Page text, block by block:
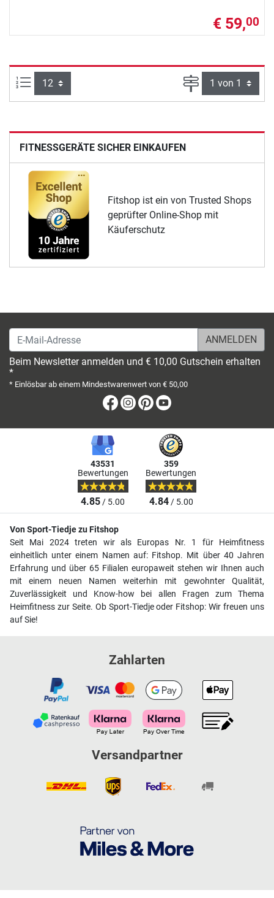
€ 59,00
Artikel pro Seite: Seite
FITNESSGERÄTE SICHER EINKAUFEN
Fitshop ist ein von Trusted Shops
geprüfter Online-Shop mit
Käuferschutz
E-Mail-Adresse
Beim Newsletter anmelden und € 10,00 Gutschein erhalten
*
* Einlösbar ab einem Mindestwarenwert von € 50,00
Facebook
Instagram
Pinterest
43531
Bewertungen
4.85/ 5.00
359
Bewertungen
4.84/ 5.00
Von Sport-Tiedje zu Fitshop
Seit Mai 2024 treten wir als Europas Nr. 1 für Heimfitness
einheitlich unter einem Namen auf: Fitshop. Mit über 40 Jahren
Erfahrung und über 65 Filialen europaweit stehen wir Ihnen auch
mit einem neuen Namen weiterhin mit gewohnter Qualität,
Zuverlässigkeit und Know-how bei allen Fragen zum Thema
Heimfitness zur Seite. Ob Sport-Tiedje oder Fitshop: Wir freuen uns
auf Sie!
Zahlarten
Versandpartner